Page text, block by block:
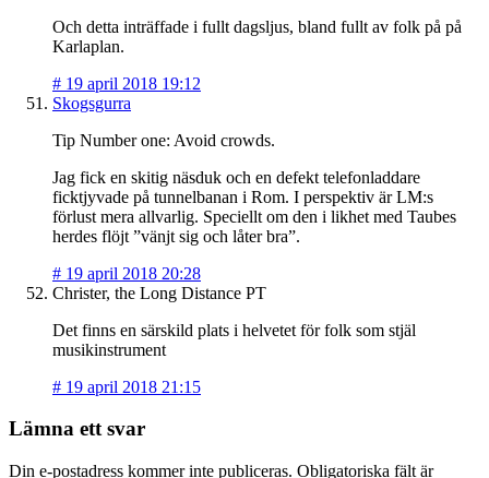
Och detta inträffade i fullt dagsljus, bland fullt av folk på på
Karlaplan.
# 19 april 2018 19:12
Skogsgurra
Tip Number one: Avoid crowds.
Jag fick en skitig näsduk och en defekt telefonladdare
ficktjyvade på tunnelbanan i Rom. I perspektiv är LM:s
förlust mera allvarlig. Speciellt om den i likhet med Taubes
herdes flöjt ”vänjt sig och låter bra”.
# 19 april 2018 20:28
Christer, the Long Distance PT
Det finns en särskild plats i helvetet för folk som stjäl
musikinstrument
# 19 april 2018 21:15
Lämna ett svar
Din e-postadress kommer inte publiceras. Obligatoriska fält är